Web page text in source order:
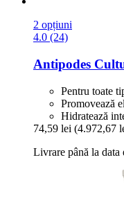
2 opțiuni
4.0 (24)
Antipodes
Pentru toate
Promovează
Hidratează
74,59 lei (4.972,67
Livrare până la data